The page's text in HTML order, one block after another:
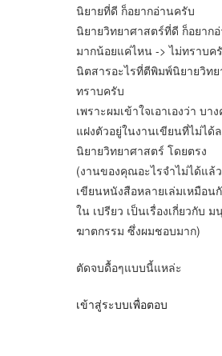
นิยายที่ดี ก็อยากอ่านครับ
นิยายวิทยาศาสตร์ที่ดี ก็อยาก
มากน้อยแค่ไหน -> ไม่ทราบค
นิตสารอะไรที่ตีพิมพ์นิยายวิทย
ทราบครับ
เพราะผมเข้าใจเอาเองว่า บ
แฝงตัวอยู่ในงานเขียนที่ไม่ไ
นิยายวิทยาศาสตร์ โดยตรง
(งานของคุณอะไรจำไม่ได้แล้
เขียนหนังสือหลายเล่มเหมือน
ใน เปรียว เป็นเรื่องเกี่ยวกับ
ฆาตกรรม ซึ่งผมชอบมาก)
ตัดจบดื้อๆแบบนี้แหล่ะ
เข้าสู่ระบบเพื่อตอบ